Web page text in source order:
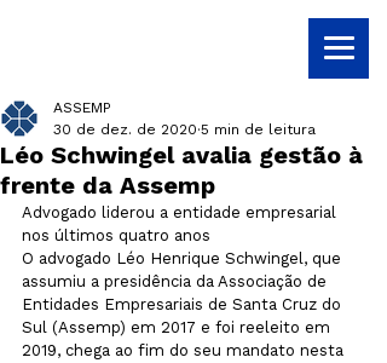
Léo Schwingel avalia gestão à
frente da Assemp
ASSEMP
30 de dez. de 2020 5 min de leitura
Advogado liderou a entidade empresarial
nos últimos quatro anos
O advogado Léo Henrique Schwingel, que
assumiu a presidência da Associação de
Entidades Empresariais de Santa Cruz do
Sul (Assemp) em 2017 e foi reeleito em
2019, chega ao fim do seu mandato nesta